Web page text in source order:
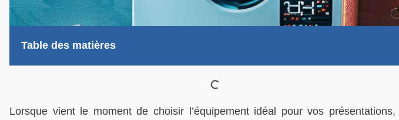
Table des matières
Lorsque vient le moment de choisir l’équipement idéal pour vos